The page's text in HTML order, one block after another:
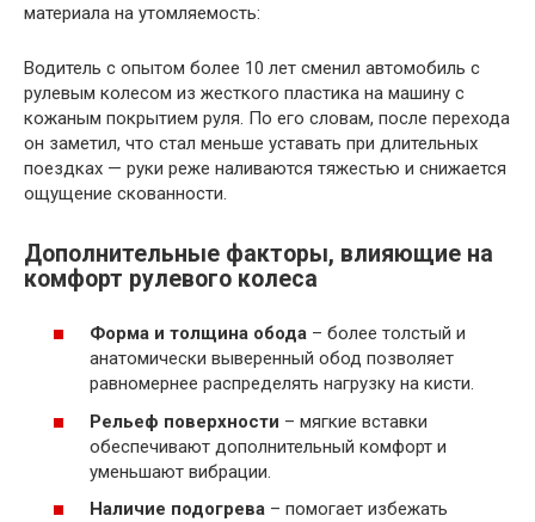
материала на утомляемость:
Водитель с опытом более 10 лет сменил автомобиль с
рулевым колесом из жесткого пластика на машину с
кожаным покрытием руля. По его словам, после перехода
он заметил, что стал меньше уставать при длительных
поездках — руки реже наливаются тяжестью и снижается
ощущение скованности.
Дополнительные факторы, влияющие на
комфорт рулевого колеса
Форма и толщина обода – более толстый и
анатомически выверенный обод позволяет
равномернее распределять нагрузку на кисти.
Рельеф поверхности – мягкие вставки
обеспечивают дополнительный комфорт и
уменьшают вибрации.
Наличие подогрева – помогает избежать